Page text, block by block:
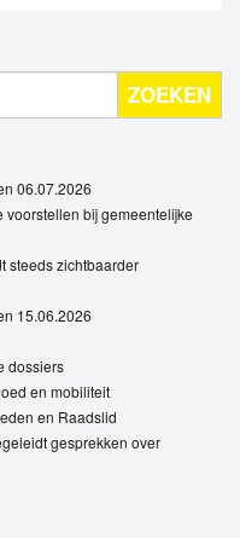
ZOEKEN
06.07.2026
voorstellen bij gemeentelijke
steeds zichtbaarder
15.06.2026
dossiers
en mobiliteit
en Raadslid
gesprekken over